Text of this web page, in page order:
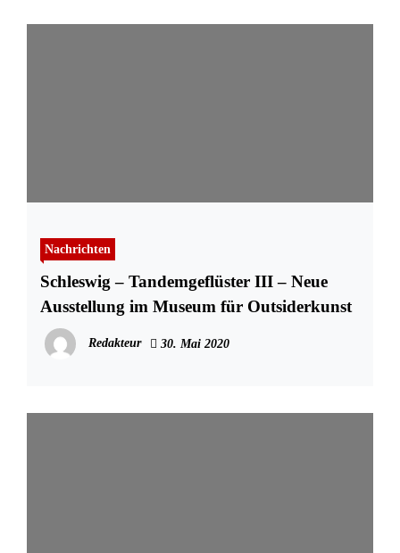
Nachrichten
Schleswig – Tandemgeflüster III – Neue
Ausstellung im Museum für Outsiderkunst
Redakteur 30. Mai 2020